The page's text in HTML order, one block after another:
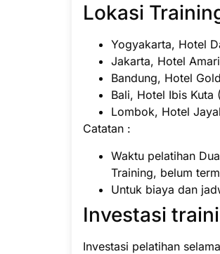
Lokasi
Yogyakarta, Hotel
Jakarta, Hotel
Bandung, Hotel
Bali, Hotel Ibis
Lombok, Hotel
Catatan :
Waktu pelatihan
Training, belum
Untuk biaya dan
Investasi
Investasi pelatihan